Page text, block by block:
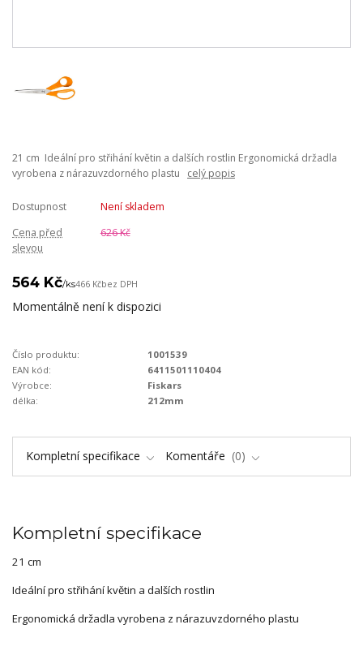
21 cm Ideální pro střihání květin a dalších rostlin Ergonomická držadla
vyrobena z nárazuvzdorného plastu celý popis
Dostupnost
Není skladem
Cena před
slevou
626 Kč
564 Kč/ks466 Kčbez DPH
Momentálně není k dispozici
Číslo produktu:
1001539
EAN kód:
6411501110404
Výrobce:
Fiskars
délka:
212mm
Kompletní specifikace Komentáře 0
Kompletní specifikace
21 cm
Ideální pro střihání květin a dalších rostlin
Ergonomická držadla vyrobena z nárazuvzdorného plastu